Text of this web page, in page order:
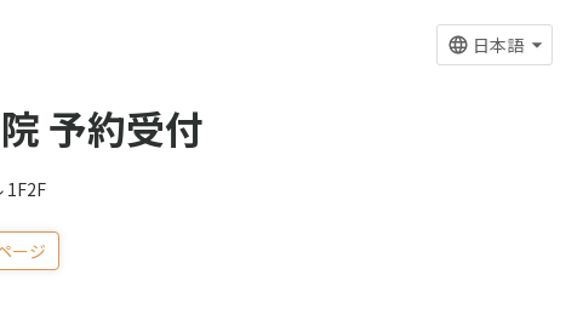
日本語
予約受付
1F2F
ージ